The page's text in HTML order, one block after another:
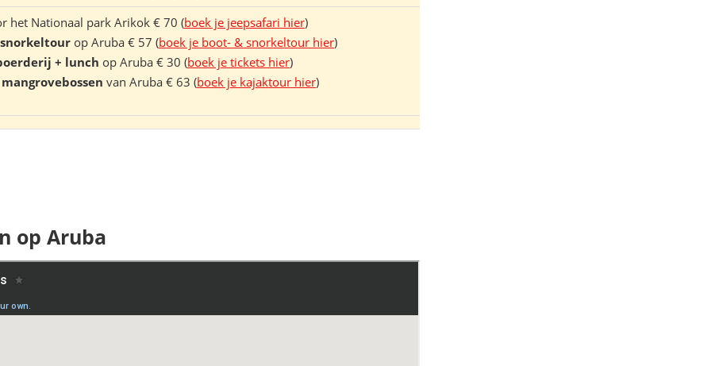
het Nationaal park Arikok € 70 (boek je jeepsafari hier)
op Aruba € 57 (boek je boot- & snorkeltour hier)
+ lunch op Aruba € 30 (boek je tickets hier)
van Aruba € 63 (boek je kajaktour hier)
op Aruba